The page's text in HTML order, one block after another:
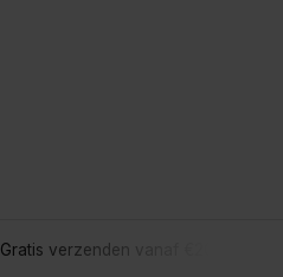
Gratis verzenden vanaf €200,- excl.